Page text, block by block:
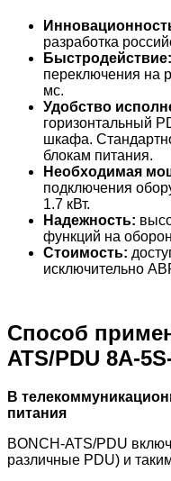
разработка
Быстродействие:
переключения на
мс.
Удобство
горизонтальный
шкафа.
блокам питания.
Необходимая
подключения
1.7 кВт.
Надежность:
функций на
Стоимость:
исключительно
Способ
ATS/PDU 8A-
В
питания
BONCH-ATS/PDU
различные PDU) и